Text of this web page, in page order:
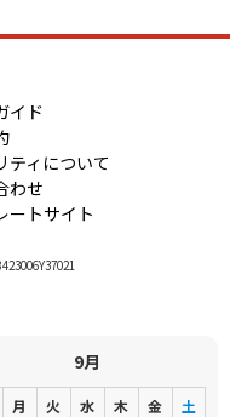
イド
ティについて
わせ
ートサイト
9月
月 火 水 木 金
土